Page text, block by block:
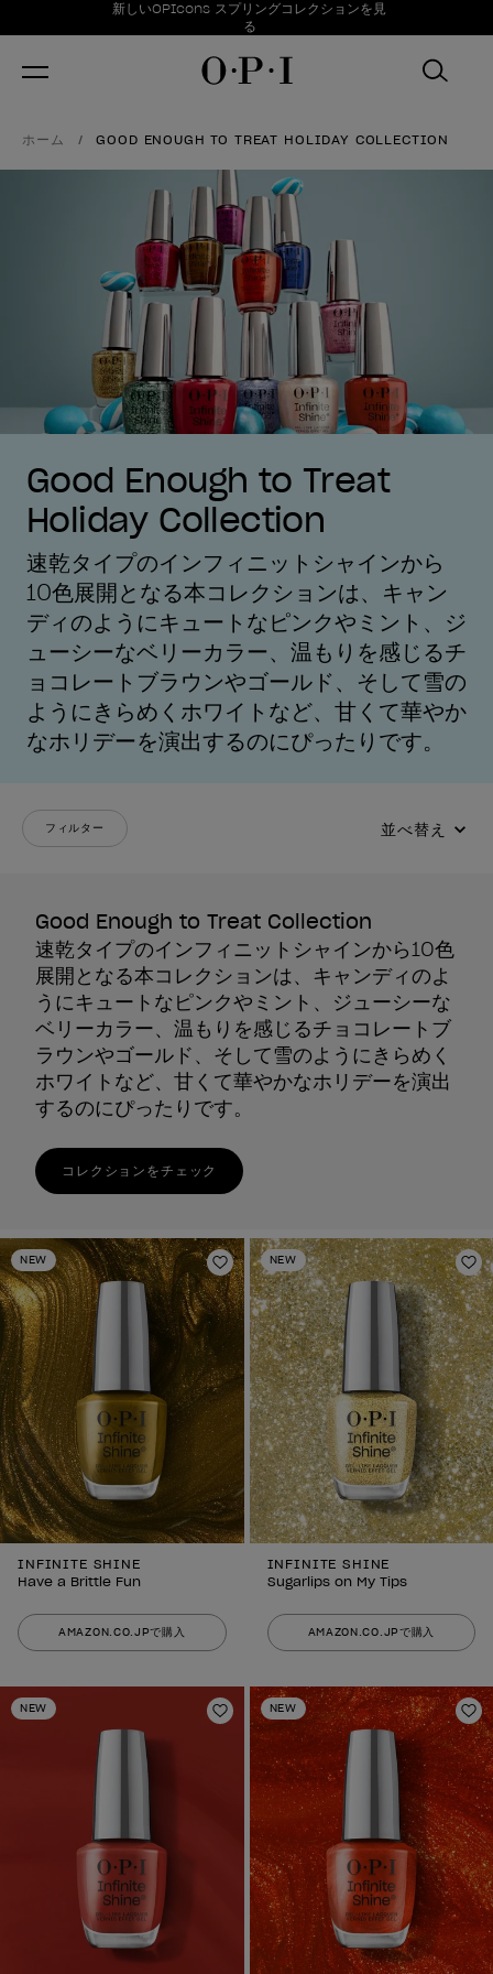
お得情報新しいOPIcons スプリングコレクションを見
る
Item 1 of 1
ホーム GOOD ENOUGH TO TREAT HOLIDAY COLLECTION
Good Enough to Treat
Holiday Collection
速乾タイプのインフィニットシャインから
10色展開となる本コレクションは、キャン
ディのようにキュートなピンクやミント、ジ
ューシーなベリーカラー、温もりを感じるチ
ョコレートブラウンやゴールド、そして雪の
ようにきらめくホワイトなど、甘くて華やか
なホリデーを演出するのにぴったりです。
フィルター 並べ替え
Good Enough to Treat Collection
速乾タイプのインフィニットシャインから10色
展開となる本コレクションは、キャンディのよ
うにキュートなピンクやミント、ジューシーな
ベリーカラー、温もりを感じるチョコレートブ
ラウンやゴールド、そして雪のようにきらめく
ホワイトなど、甘くて華やかなホリデーを演出
するのにぴったりです。
コレクションをチェック
NEW
ほしいものリストに追加
INFINITE SHINE
Have a Brittle Fun
AMAZON.CO.JPで購入
NEW
ほ
INFINITE SHINE
Sugarlips on My Tips
AMAZON.CO.JPで購入
NEW
ほしいものリストに追加
NEW
ほ